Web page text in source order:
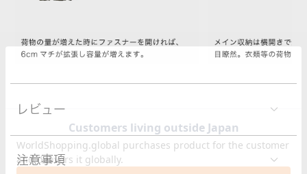
レビュー
注意事項